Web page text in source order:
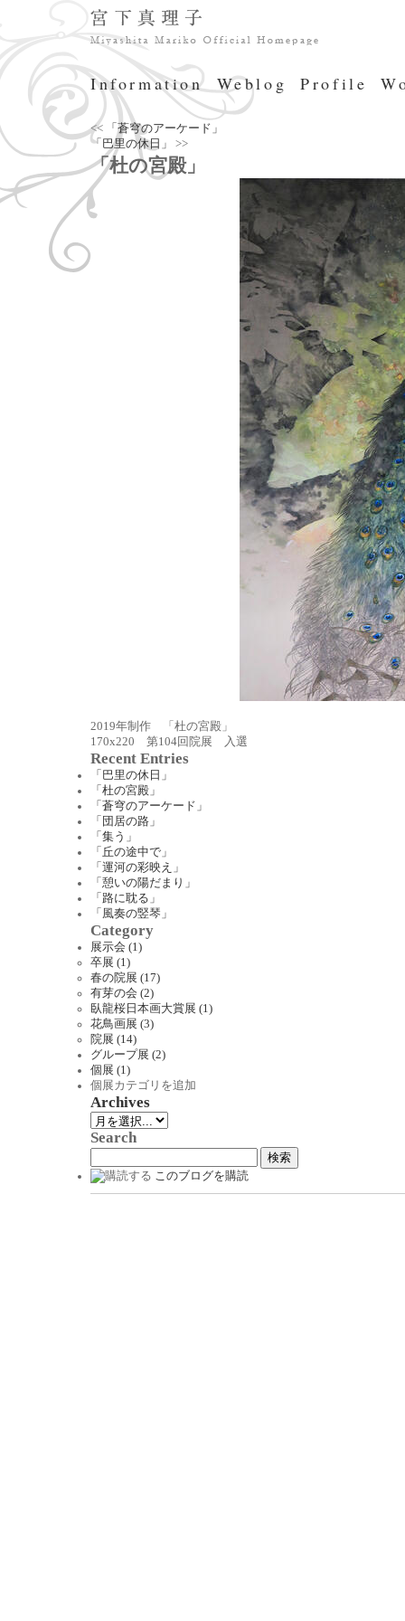
Information Weblog Profile
<<
「蒼穹のアーケード」
「巴里の休日」
>>
「杜の宮殿」
2019年制作 「杜の宮殿」
170x220 第104回院展 入選
Recent Entries
「巴里の休日」
「杜の宮殿」
「蒼穹のアーケード」
「団居の路」
「集う」
「丘の途中で」
「運河の彩映え」
「憩いの陽だまり」
「路に耽る」
「風奏の竪琴」
Category
展示会 (1)
卒展 (1)
春の院展 (17)
有芽の会 (2)
臥龍桜日本画大賞展 (1)
花鳥画展 (3)
院展 (14)
グループ展 (2)
個展 (1)
個展カテゴリを追加
Archives
Search
このブログを購読